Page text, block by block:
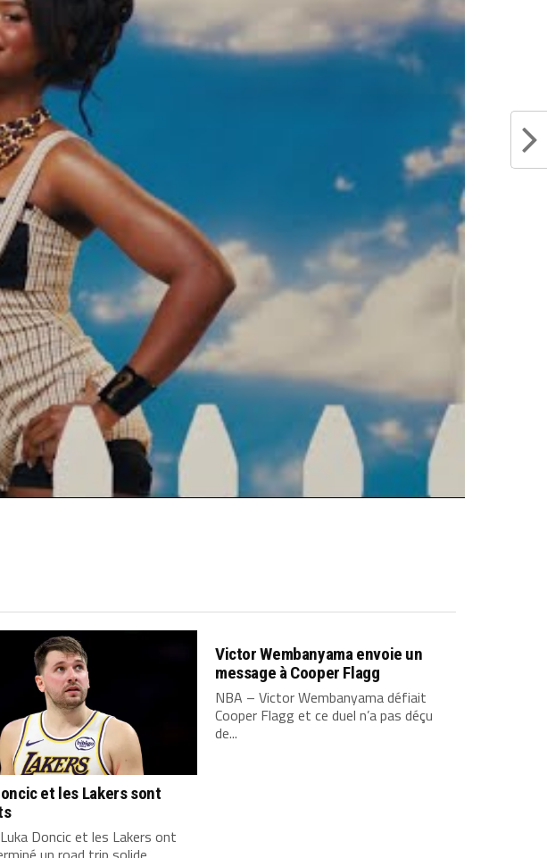
Gobert lorsqu’il
frère » Victor
leur relation, sa
» et ses
et les Lakers sont
Doncic et les Lakers ont
Victor Wembanyama envoie un
message à Cooper Flagg
NBA – Victor Wembanyama défiait
Cooper Flagg et ce duel n’a pas déçu
de...